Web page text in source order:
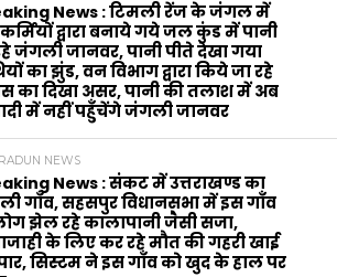
News : टिमली रेंज के जंगल में
द्वारा बनाये गये जल कुंड में पानी
जंगली जानवर, पानी पीते देखा गया
का झुंड, वन विभाग द्वारा किये जा रहे
का दिखा असर, पानी की तलाश में अब
में नहीं पहुँचेंगे जंगली जानवर
NEWS
News : संकट में उत्तराखण्ड का
गाँव, सहसपुर विधानसभा में इस गाँव
झेल रहे कालापानी जैसी सजा,
के लिए कर रहे मौत की गहरी खाई
सिस्टम ने इस गाँव को खुद के हाल पर